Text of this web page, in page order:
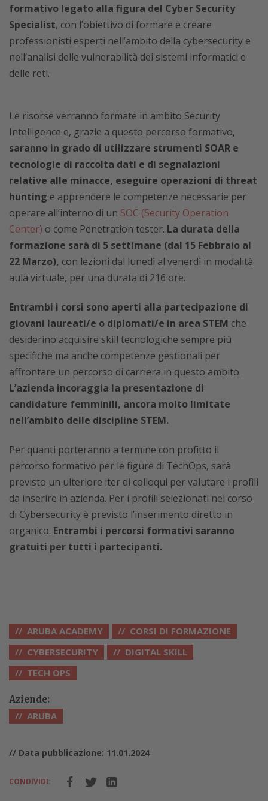
formativo legato alla figura del Cyber Security
Specialist, con l’obiettivo di formare e creare
professionisti esperti nell’ambito della cybersecurity e
nell’analisi delle vulnerabilità dei sistemi informatici e
delle reti.
Le risorse verranno formate in ambito Security
Intelligence e, grazie a questo percorso formativo,
saranno in grado di utilizzare strumenti SOAR e
tecnologie di raccolta dati e di segnalazioni
relative alle minacce, eseguire operazioni di threat
hunting e apprendere le competenze necessarie per
operare all’interno di un SOC (Security Operation
Center) o come Penetration tester. La durata della
formazione sarà di 5 settimane (dal 15 Febbraio al
22 Marzo), con lezioni dal lunedì al venerdì in modalità
aula virtuale, per una durata di 216 ore.
Entrambi i corsi sono aperti alla partecipazione di
giovani laureati/e o diplomati/e in area STEM che
desiderino acquisire skill tecnologiche sempre più
specifiche ma anche competenze gestionali per
affrontare un percorso di carriera in questo ambito.
L’azienda incoraggia la presentazione di
candidature femminili, ancora molto limitate
nell’ambito delle discipline STEM.
Per quanti porteranno a termine con profitto il
percorso formativo per le figure di TechOps, sarà
previsto un ulteriore iter di colloqui per valutare i profili
da inserire in azienda. Per i profili selezionati nel corso
di Cybersecurity è previsto l’inserimento diretto in
organico. Entrambi i percorsi formativi saranno
gratuiti per tutti i partecipanti.
ARUBA ACADEMY
CORSI DI FORMAZIONE
CYBERSECURITY
DIGITAL SKILL
TECH OPS
Aziende:
ARUBA
// Data pubblicazione: 11.01.2024
CONDIVIDI: